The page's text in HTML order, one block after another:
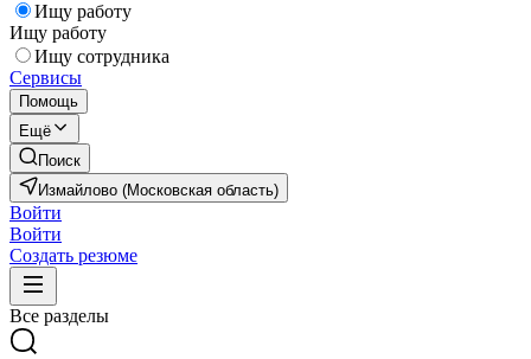
Ищу работу
Ищу работу
Ищу сотрудника
Сервисы
Помощь
Ещё
Поиск
Измайлово (Московская область)
Войти
Войти
Создать резюме
Все разделы